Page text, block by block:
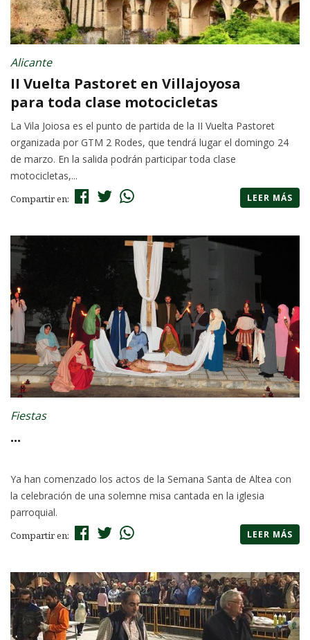
Alicante
II Vuelta Pastoret en Villajoyosa
para toda clase motocicletas
La Vila Joiosa es el punto de partida de la II Vuelta Pastoret
organizada por GTM 2 Rodes, que tendrá lugar el domingo 24
de marzo. En la salida podrán participar toda clase
motocicletas,...
Compartir en: LEER MÁS
Fiestas
...
Ya han comenzado los actos de la Semana Santa de Altea con
la celebración de una solemne misa cantada en la iglesia
parroquial.
Compartir en: LEER MÁS